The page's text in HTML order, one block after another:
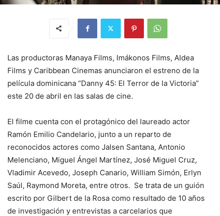
Las productoras Manaya Films, Imákonos Films, Aldea
Films y Caribbean Cinemas anunciaron el estreno de la
película dominicana “Danny 45: El Terror de la Victoria”
este 20 de abril en las salas de cine.
El filme cuenta con el protagónico del laureado actor
Ramón Emilio Candelario, junto a un reparto de
reconocidos actores como Jalsen Santana, Antonio
Melenciano, Miguel Ángel Martínez, José Miguel Cruz,
Vladimir Acevedo, Joseph Canario, William Simón, Erlyn
Saúl, Raymond Moreta, entre otros. Se trata de un guión
escrito por Gilbert de la Rosa como resultado de 10 años
de investigación y entrevistas a carcelarios que